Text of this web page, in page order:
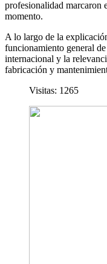
profesionalidad marcaron
momento.
A lo largo de la
funcionamiento general
internacional y la
fabricación y
Visitas: 1265